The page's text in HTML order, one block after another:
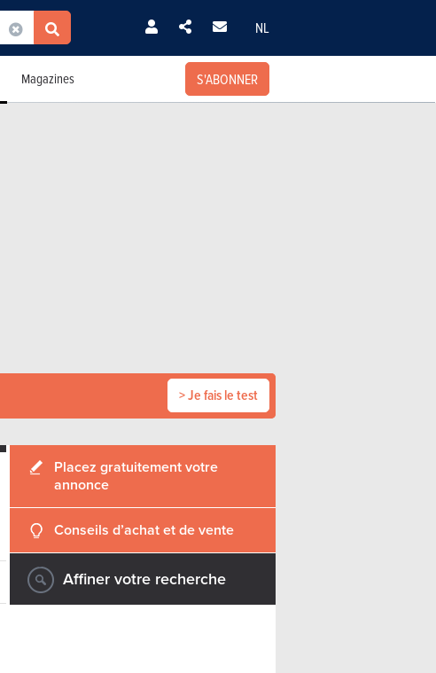
NL
Magazines S'ABONNER
> Je fais le test
Placez gratuitement votre
annonce
Conseils d’achat et de vente
Affiner votre recherche